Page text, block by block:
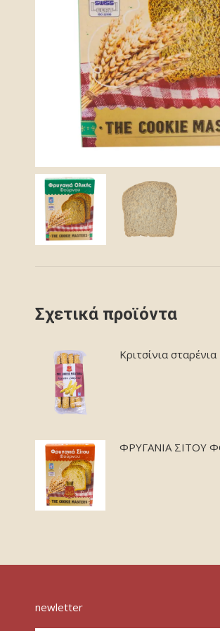
Σχετικά προϊόντα
Κριτσίνια σταρένια
ΦΡΥΓΑΝΙΑ ΣΙΤΟΥ
newletter